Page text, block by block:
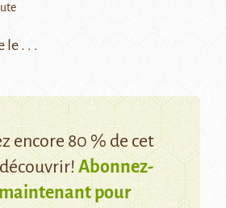
le . . .
encore 80 % de cet
Abonnez-
pour